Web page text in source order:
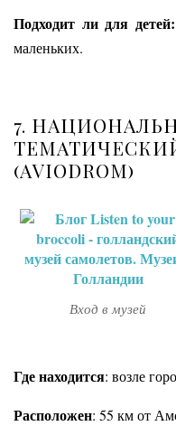
Подходит ли для детей:
маленьких.
7.
(АVIODROM)
Вход в музей
Где находится: возле
Расположен: 55 км от